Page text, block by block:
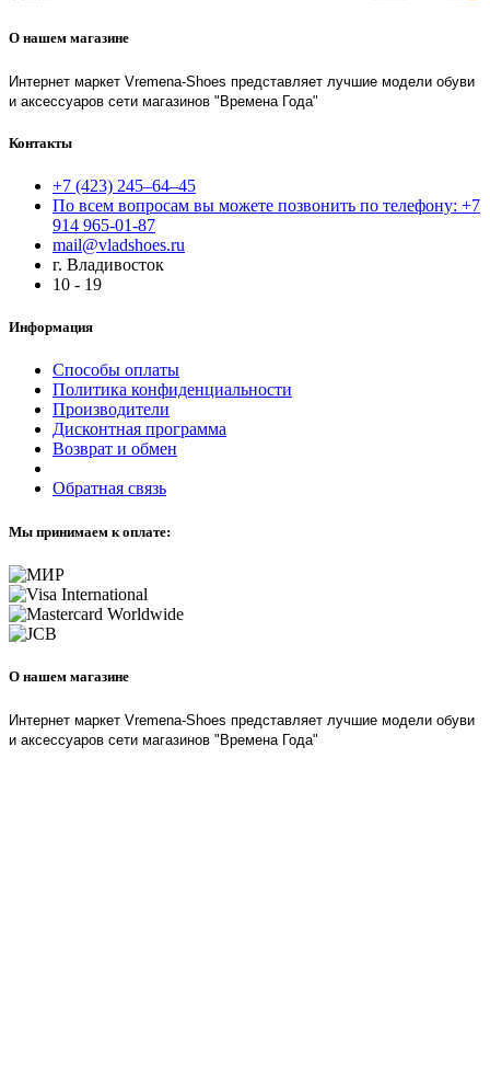
О нашем магазине
Интернет маркет Vremena-Shoes представляет лучшие модели обуви
и аксессуаров сети магазинов "Времена Года"
Контакты
+7 (423) 245–64–45
По всем вопросам вы можете позвонить по телефону: +7
914 965-01-87
mail@vladshoes.ru
г. Владивосток
10 - 19
Информация
Способы оплаты
Политика конфиденциальности
Производители
Дисконтная программа
Возврат и обмен
Обратная связь
Мы принимаем к оплате:
О нашем магазине
Интернет маркет Vremena-Shoes представляет лучшие модели обуви
и аксессуаров сети магазинов "Времена Года"